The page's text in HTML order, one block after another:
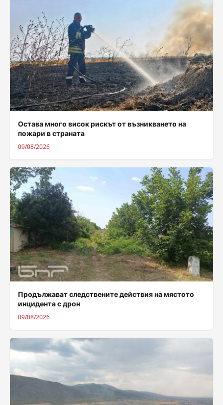
Остава много висок рискът от възникването на
пожари в страната
09/08/2026
Продължават следствените действия на мястото
инцидента с дрон
09/08/2026